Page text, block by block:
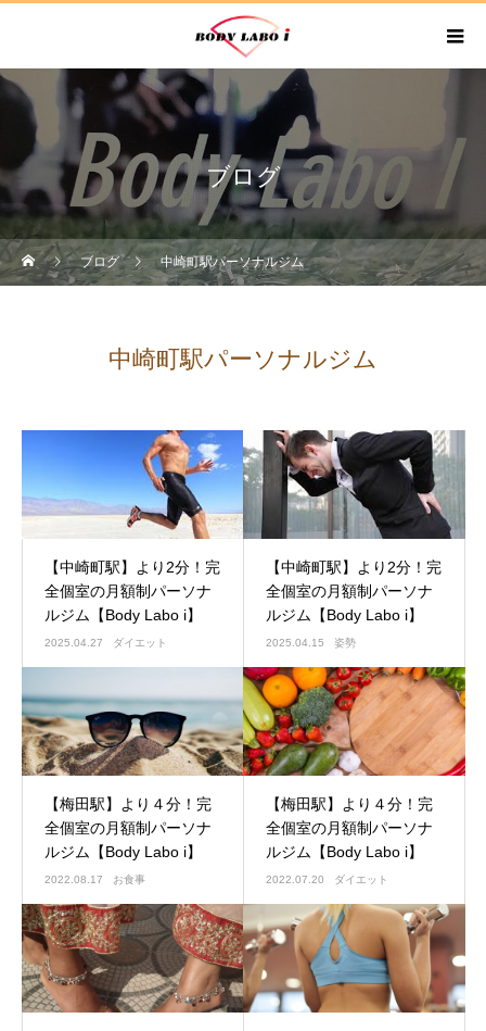
ブログ
ブログ 中崎町駅パーソナルジム
中崎町駅パーソナルジム
【中崎町駅】より2分！完
全個室の月額制パーソナ
ルジム【Body Labo i】
2025.04.27 ダイエット
【中崎町駅】より2分！完
全個室の月額制パーソナ
ルジム【Body Labo i】
2025.04.15 姿勢
【梅田駅】より４分！完
全個室の月額制パーソナ
ルジム【Body Labo i】
2022.08.17 お食事
【梅田駅】より４分！完
全個室の月額制パーソナ
ルジム【Body Labo i】
2022.07.20 ダイエット